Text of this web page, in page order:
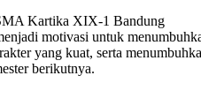
Kartika XIX-1 Bandung
motivasi untuk
yang kuat, serta
berikutnya.